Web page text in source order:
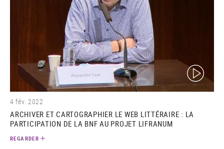
(video)
4 fév. 2022
ARCHIVER ET CARTOGRAPHIER LE WEB LITTÉRAIRE : LA
PARTICIPATION DE LA BNF AU PROJET LIFRANUM
REGARDER